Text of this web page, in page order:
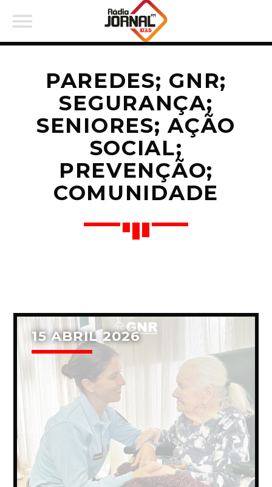
PARTILHAR:
Twitter
Facebook
PAREDES; GNR;
SEGURANÇA;
SENIORES; AÇÃO
SOCIAL;
PREVENÇÃO;
COMUNIDADE
15 ABRIL 2026